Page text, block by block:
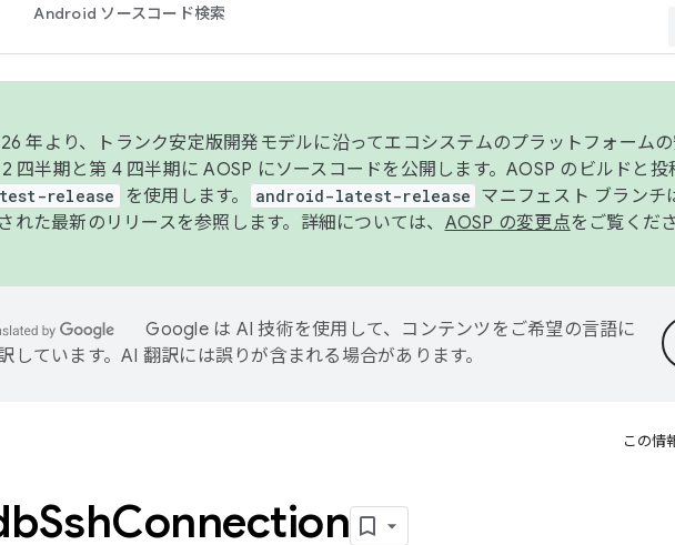
Android ソースコード検索
年より、トランク安定版開発モデルに沿ってエコシステムのプラットフォーム
四半期と第 4 四半期に AOSP にソースコードを公開します。AOSP のビルドと投
release を使用します。 android-latest-release マニフェスト ブランチ
れた最新のリリースを参照します。詳細については、 AOSP の変更点をご覧くだ
Google は AI 技術を使用して、コンテンツをご希望の言語に
しています。AI 翻訳には誤りが含まれる場合があります。
この情
SshConnection